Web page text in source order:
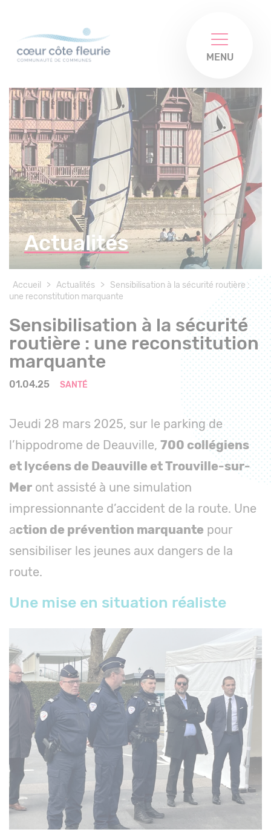
MENU
Actualités
Accueil > Actualités >
Sensibilisation à la sécurité routière :
une reconstitution marquante
Sensibilisation à la sécurité
routière : une reconstitution
marquante
01.04.25 SANTÉ
Jeudi 28 mars 2025, sur le parking de
l’hippodrome de Deauville, 700 collégiens
et lycéens de Deauville et Trouville-sur-
Mer ont assisté à une simulation
impressionnante d’accident de la route. Une
action de prévention marquante pour
sensibiliser les jeunes aux dangers de la
route.
Une mise en situation réaliste